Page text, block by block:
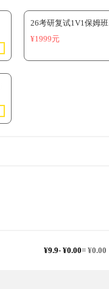
26考研复试1V1保姆班
¥1999元
¥9.9- ¥0.00= ¥0.00